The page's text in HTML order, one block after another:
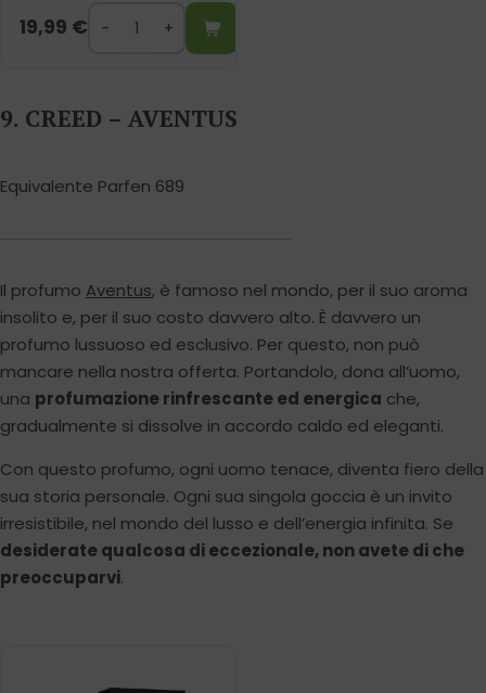
19,99 €
9. CREED – AVENTUS
Equivalente Parfen 689
Il profumo Aventus, è famoso nel mondo, per il suo aroma
insolito e, per il suo costo davvero alto. È davvero un
profumo lussuoso ed esclusivo. Per questo, non può
mancare nella nostra offerta. Portandolo, dona all’uomo,
una profumazione rinfrescante ed energica che,
gradualmente si dissolve in accordo caldo ed eleganti.
Con questo profumo, ogni uomo tenace, diventa fiero della
sua storia personale. Ogni sua singola goccia è un invito
irresistibile, nel mondo del lusso e dell’energia infinita. Se
desiderate qualcosa di eccezionale, non avete di che
preoccuparvi.